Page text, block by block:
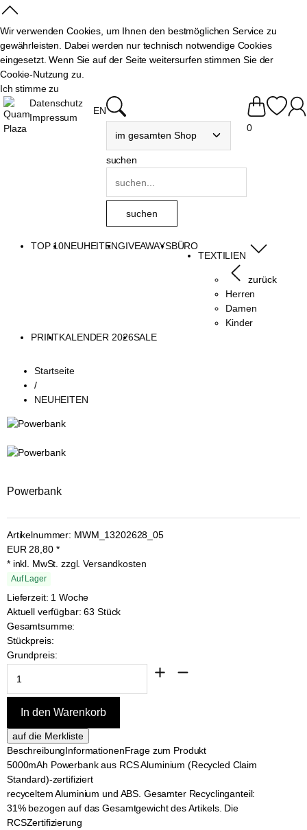
Wir verwenden Cookies, um Ihnen den bestmöglichen Service zu
gewährleisten. Dabei werden nur technisch notwendige Cookies
eingesetzt. Wenn Sie auf der Seite weitersurfen stimmen Sie der
Cookie-Nutzung zu.
Ich stimme zu
Datenschutz
Impressum
EN
suchen
0
TOP 10NEUHEITENGIVEAWAYSBÜRO
TEXTILIEN
zurück
Herren
Damen
Kinder
PRINTKALENDER 2026SALE
Startseite
/
NEUHEITEN
Powerbank
Artikelnummer: MWM_13202628_05
EUR 28,80 *
* inkl. MwSt.zzgl. Versandkosten
Auf Lager
Lieferzeit: 1 Woche
Aktuell verfügbar: 63 Stück
Gesamtsumme:
Stückpreis:
Grundpreis:
BeschreibungInformationenFrage zum Produkt
5000mAh Powerbank aus RCS Aluminium (Recycled Claim
Standard)-zertifiziert
recyceltem Aluminium und ABS. Gesamter Recyclinganteil:
31% bezogen auf das Gesamtgewicht des Artikels. Die
RCSZertifizierung